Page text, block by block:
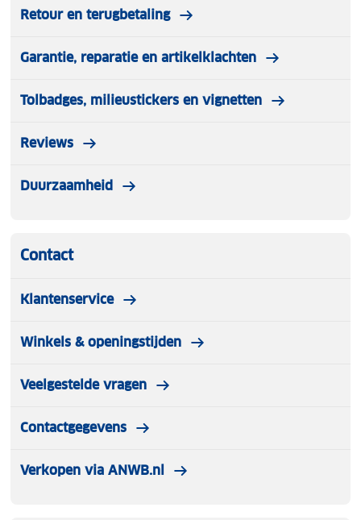
Retour en terugbetaling
Garantie, reparatie en artikelklachten
Tolbadges, milieustickers en vignetten
Reviews
Duurzaamheid
Contact
Klantenservice
Winkels & openingstijden
Veelgestelde vragen
Contactgegevens
Verkopen via ANWB.nl